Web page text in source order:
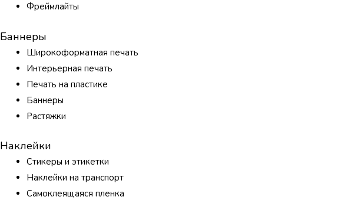
Фреймлайты
Баннеры
Широкоформатная печать
Интерьерная печать
Печать на пластике
Баннеры
Растяжки
Наклейки
Стикеры и этикетки
Наклейки на транспорт
Самоклеящаяся пленка